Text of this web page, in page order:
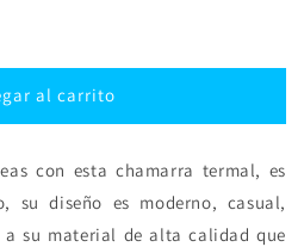
al carrito
con esta chamarra termal, es
su diseño es moderno, casual,
su material de alta calidad que